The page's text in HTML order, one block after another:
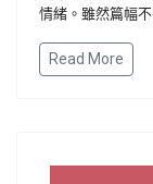
情緒。雖然篇幅
Read More